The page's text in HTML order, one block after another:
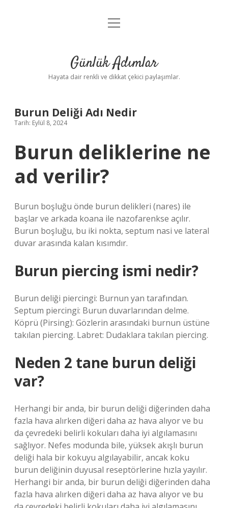
Anasayfa
Yasal Uyarı
menüyü
Günlük Adımlar
Hayata dair renkli ve dikkat çekici paylaşımlar.
Burun Deliği Adı Nedir
Tarih: Eylül 8, 2024
Burun deliklerine ne
ad verilir?
Burun boşluğu önde burun delikleri (nares) ile
başlar ve arkada koana ile nazofarenkse açılır.
Burun boşluğu, bu iki nokta, septum nasi ve lateral
duvar arasında kalan kısımdır.
Burun piercing ismi nedir?
Burun deliği piercingi: Burnun yan tarafından.
Septum piercingi: Burun duvarlarından delme.
Köprü (Pirsing): Gözlerin arasındaki burnun üstüne
takılan piercing. Labret: Dudaklara takılan piercing.
Neden 2 tane burun deliği
var?
Herhangi bir anda, bir burun deliği diğerinden daha
fazla hava alırken diğeri daha az hava alıyor ve bu
da çevredeki belirli kokuları daha iyi algılamasını
sağlıyor. Nefes modunda bile, yüksek akışlı burun
deliği hala bir kokuyu algılayabilir, ancak koku
burun deliğinin duyusal reseptörlerine hızla yayılır.
Herhangi bir anda, bir burun deliği diğerinden daha
fazla hava alırken diğeri daha az hava alıyor ve bu